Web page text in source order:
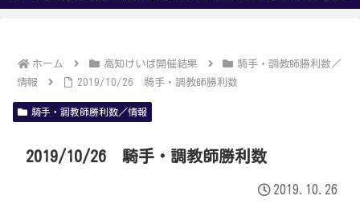
ホーム 高知けいば開催結果
騎手・調教師勝利数／
情報
2019/10/26 騎手・調教師勝利数
騎手・調教師勝利数／情報
2019/10/26 騎手・調教師勝利数
2019.10.26